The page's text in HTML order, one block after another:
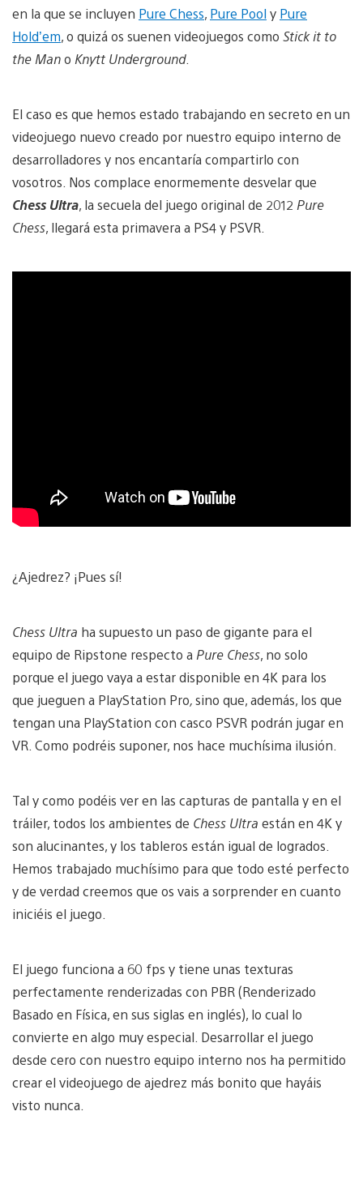
en la que se incluyen Pure Chess, Pure Pooly Pure
Hold’em, o quizá os suenen videojuegos como Stick it to
the Mano Knytt Underground.
El caso es que hemos estado trabajando en secreto en un
videojuego nuevo creado por nuestro equipo interno de
desarrolladores y nos encantaría compartirlo con
vosotros. Nos complace enormemente desvelar que
Chess Ultra, la secuela del juego original de 2012 Pure
Chess, llegará esta primavera a PS4 y PSVR.
¿Ajedrez? ¡Pues sí!
Chess Ultra ha supuesto un paso de gigante para el
equipo de Ripstone respecto a Pure Chess, no solo
porque el juego vaya a estar disponible en 4K para los
que jueguen a PlayStation Pro,sino que, además, los que
tengan una PlayStation con casco PSVR podrán jugar en
VR. Como podréis suponer, nos hace muchísima ilusión.
Tal y como podéis ver en las capturas de pantalla y en el
tráiler, todos los ambientes de Chess Ultra están en 4K y
son alucinantes, y los tableros están igual de logrados.
Hemos trabajado muchísimo para que todo esté perfecto
y de verdad creemos que os vais a sorprender en cuanto
iniciéis el juego.
El juego funciona a 60 fps y tiene unas texturas
perfectamente renderizadas con PBR (Renderizado
Basado en Física, en sus siglas en inglés), lo cual lo
convierte en algo muy especial. Desarrollar el juego
desde cero con nuestro equipo interno nos ha permitido
crear el videojuego de ajedrez más bonito que hayáis
visto nunca.